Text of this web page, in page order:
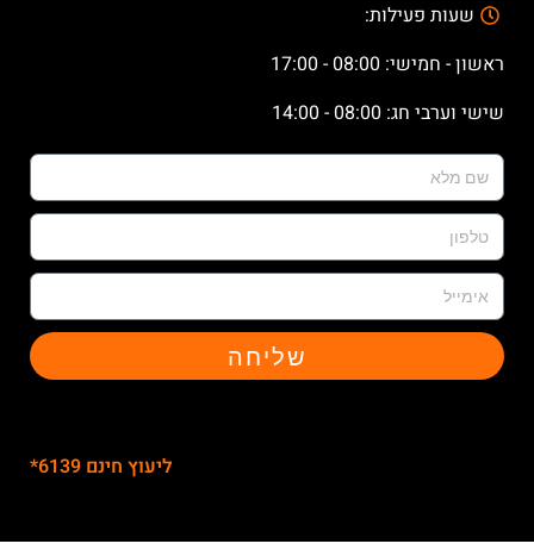
שעות פעילות:
ראשון - חמישי: 08:00 - 17:00
שישי וערבי חג: 08:00 - 14:00
שליחה
ליעוץ חינם 6139*